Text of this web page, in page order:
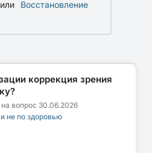
или
Восстановление
коррекция зрения
вопрос 30.06.2026
не по здоровью